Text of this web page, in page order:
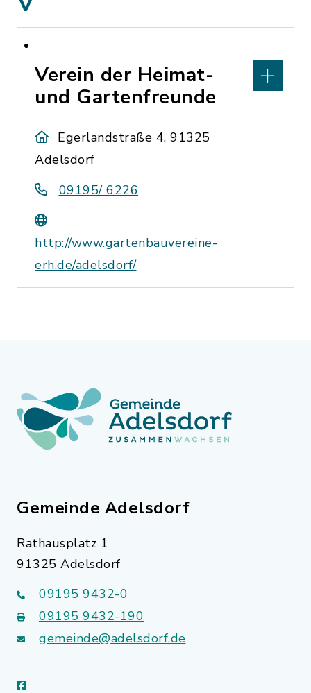
Verein der Heimat-
und Gartenfreunde
Egerlandstraße 4, 91325
Adelsdorf
09195/ 6226
http://www.gartenbauvereine-
erh.de/adelsdorf/
Gemeinde Adelsdorf
Rathausplatz 1
91325 Adelsdorf
09195 9432-0
09195 9432-190
gemeinde@adelsdorf.de
facebook